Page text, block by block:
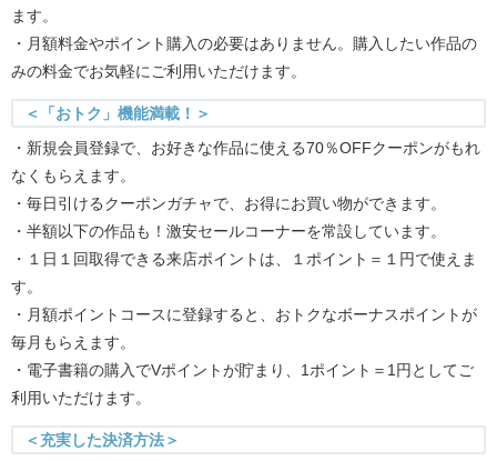
ます。
・月額料金やポイント購入の必要はありません。購入したい作品の
みの料金でお気軽にご利用いただけます。
＜「おトク」機能満載！＞
・新規会員登録で、お好きな作品に使える70％OFFクーポンがもれ
なくもらえます。
・毎日引けるクーポンガチャで、お得にお買い物ができます。
・半額以下の作品も！激安セールコーナーを常設しています。
・１日１回取得できる来店ポイントは、１ポイント＝１円で使えま
す。
・月額ポイントコースに登録すると、おトクなボーナスポイントが
毎月もらえます。
・電子書籍の購入でVポイントが貯まり、1ポイント＝1円としてご
利用いただけます。
＜充実した決済方法＞